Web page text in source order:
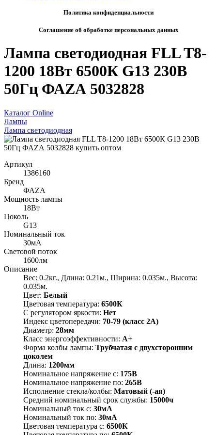
Политика конфиденциальности
Соглашение об обработке персональных данных
Лампа светодиодная FLL T8-
1200 18Вт 6500К G13 230В
50Гц ФАZА 5032828
Каталог Online
Лампы
Лампа светодиодная
Артикул
1386160
Бренд
ФАZА
Мощность лампы
18Вт
Цоколь
G13
Номинальный ток
30мА
Световой поток
1600лм
Описание
Вес: 0.2кг., Длина: 0.21м., Ширина: 0.035м., Высота:
0.035м.
Цвет: Белый
Цветовая температура: 6500К
С регулятором яркости: Нет
Индекс цветопередачи: 70-79 (класс 2А)
Диаметр: 28мм
Класс энергоэффективности: A+
Форма колбы лампы: Трубчатая с двухсторонним
цоколем
Длина: 1200мм
Номинальное напряжение с: 175В
Номинальное напряжение по: 265В
Исполнение стекла/колбы: Матовый (-ая)
Средний номинальный срок службы: 15000ч
Номинальный ток с: 30мА
Номинальный ток по: 30мА
Цветовая температура с: 6500К